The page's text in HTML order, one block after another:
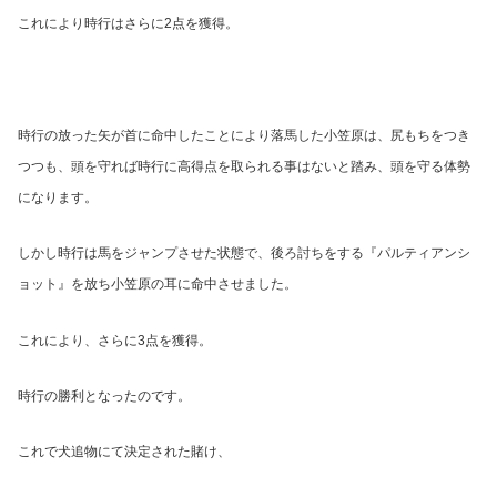
これにより時行はさらに2点を獲得。
時行の放った矢が首に命中したことにより落馬した小笠原は、尻もちをつき
つつも、頭を守れば時行に高得点を取られる事はないと踏み、頭を守る体勢
になります。
しかし時行は馬をジャンプさせた状態で、後ろ討ちをする『パルティアンシ
ョット』を放ち小笠原の耳に命中させました。
これにより、さらに3 点を獲得。
時行の勝利となったのです。
これで犬追物にて決定された賭け、